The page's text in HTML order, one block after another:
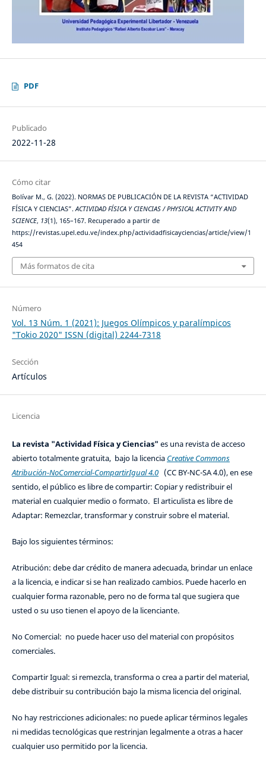
PDF
Publicado
2022-11-28
Cómo citar
Bolívar M., G. (2022). NORMAS DE PUBLICACIÓN DE LA REVISTA “ACTIVIDAD
FÍSICA Y CIENCIAS”.ACTIVIDAD FÍSICA Y CIENCIAS / PHYSICAL ACTIVITY AND
SCIENCE, 13(1), 165–167. Recuperado a partir de
https://revistas.upel.edu.ve/index.php/actividadfisicayciencias/article/view/1
454
Más formatos de cita
Número
Vol. 13 Núm. 1 (2021): Juegos Olímpicos y paralímpicos
"Tokio 2020" ISSN (digital) 2244-7318
Sección
Artículos
Licencia
La revista "Actividad Física y Ciencias" es una revista de acceso
abierto totalmente gratuita, bajo la licencia Creative Commons
Atribución-NoComercial-CompartirIgual 4.0(CC BY-NC-SA 4.0), en ese
sentido, el público es libre de compartir: Copiar y redistribuir el
material en cualquier medio o formato. El articulista es libre de
Adaptar: Remezclar, transformar y construir sobre el material.
Bajo los siguientes términos:
Atribución: debe dar crédito de manera adecuada, brindar un enlace
a la licencia, e indicar si se han realizado cambios. Puede hacerlo en
cualquier forma razonable, pero no de forma tal que sugiera que
usted o su uso tienen el apoyo de la licenciante.
No Comercial: no puede hacer uso del material con propósitos
comerciales.
Compartir Igual: si remezcla, transforma o crea a partir del material,
debe distribuir su contribución bajo la misma licencia del original.
No hay restricciones adicionales: no puede aplicar términos legales
ni medidas tecnológicas que restrinjan legalmente a otras a hacer
cualquier uso permitido por la licencia.